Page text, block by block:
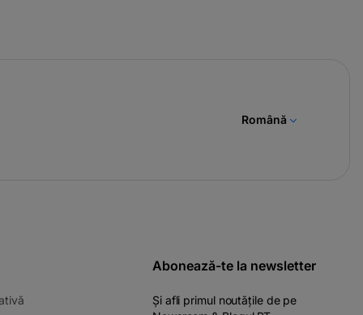
Română
-
Abonează-te la newsletter
Și afli primul noutățile de pe